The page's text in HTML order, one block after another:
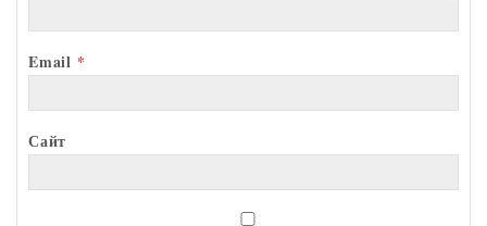
Email *
Сайт